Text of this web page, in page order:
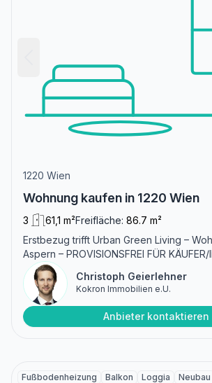
1220 Wien
Wohnung kaufen in 1220 Wien
3 61,1 m²Freifläche: 86.7 m²
Erstbezug trifft Urban Green Living –
Aspern – PROVISIONSFREI FÜR KÄUFER/
Christoph Geierlehner
Kokron Immobilien e.U.
Anbieter kontaktieren
Fußbodenheizung Balkon Loggia Neubau